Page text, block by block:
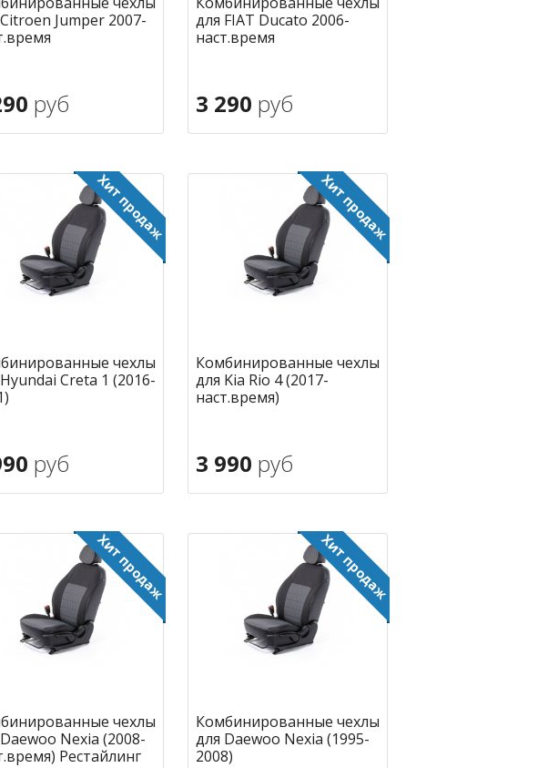
Jumper 2007-
руб
для FIAT Ducato 2006-
наст.время
3 290 руб
чехлы
Creta 1 (2016-
руб
Комбинированные чехлы
для Kia Rio 4 (2017-
наст.время)
3 990 руб
В корзину
чехлы
Nexia (2008-
Рестайлинг
Комбинированные чехлы
для Daewoo Nexia (1995-
2008)